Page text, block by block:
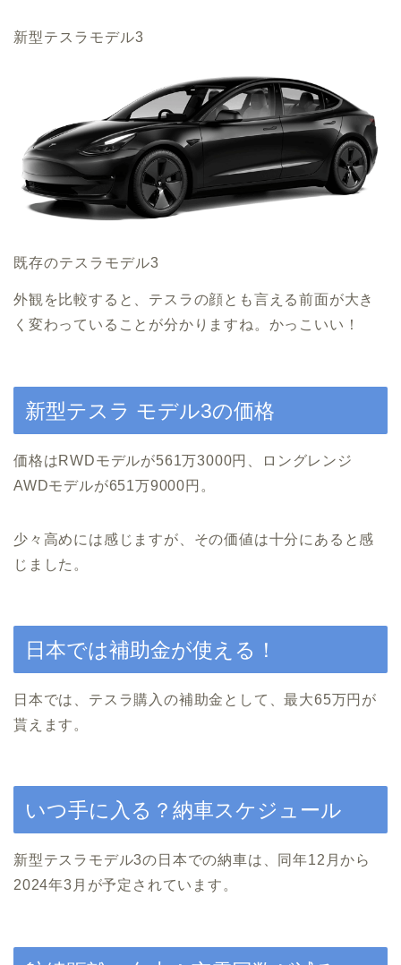
新型テスラモデル3
既存のテスラモデル3
外観を比較すると、テスラの顔とも言える前面が大き
く変わっていることが分かりますね。かっこいい！
新型テスラ モデル3の価格
価格はRWDモデルが561万3000円、ロングレンジ
AWDモデルが651万9000円。
少々高めには感じますが、その価値は十分にあると感
じました。
日本では補助金が使える！
日本では、テスラ購入の補助金として、最大65万円が
貰えます。
いつ手に入る？納車スケジュール
新型テスラモデル3の日本での納車は、同年12月から
2024年3月が予定されています。